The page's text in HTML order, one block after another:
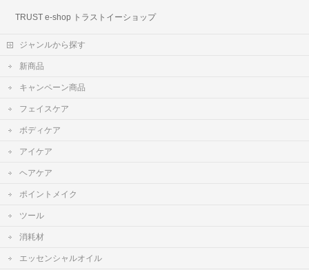
TRUST e-shop トラストイーショップ
ジャンルから探す
新商品
キャンペーン商品
フェイスケア
ボディケア
アイケア
ヘアケア
ポイントメイク
ツール
消耗材
エッセンシャルオイル